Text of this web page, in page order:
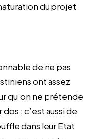
du projet
de ne pas
ont assez
qu’on ne prétende
: c’est aussi de
dans leur Etat